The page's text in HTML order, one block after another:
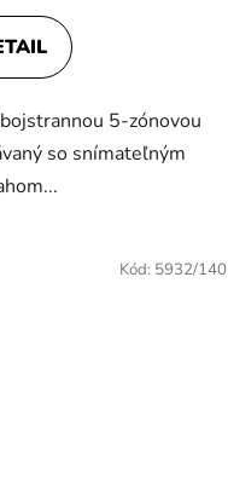
je
4,1
5
hviezdičiek.
5-zónovou
so snímateľným
Kód: 5932/140